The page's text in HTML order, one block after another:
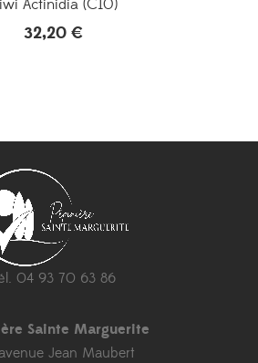
Actinidia (C10)
32,20 €
04 93 70 63 86
Sainte Marguerite
Jean Maubert